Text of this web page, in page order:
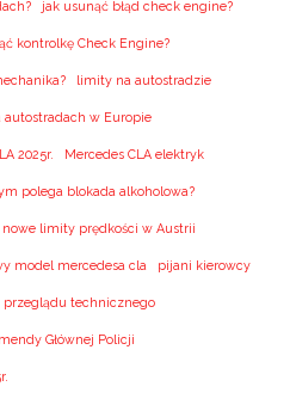
jak usunąć błąd check engine?
kontrolkę Check Engine?
limity na autostradzie
w Europie
2025r. Mercedes CLA elektryk
polega blokada alkoholowa?
nowe limity prędkości w Austrii
model mercedesa cla pijani kierowcy
przeglądu technicznego
Głównej Policji